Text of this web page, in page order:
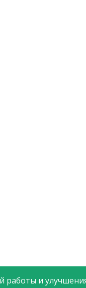
работы и